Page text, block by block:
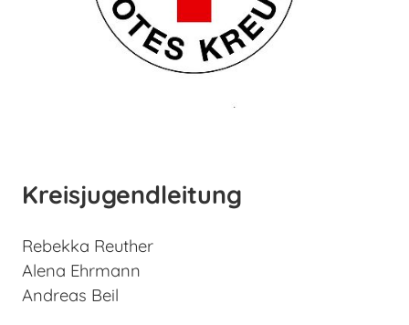
Kreisjugendleitung
Rebekka Reuther
Alena Ehrmann
Andreas Beil